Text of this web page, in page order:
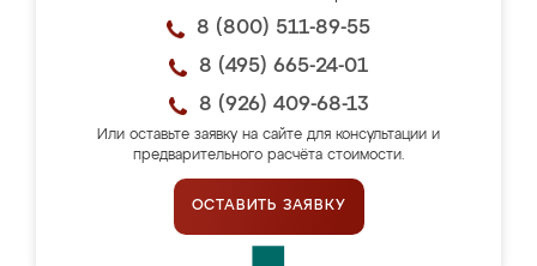
8 (800) 511-89-55
8 (495) 665-24-01
8 (926) 409-68-13
Или оставьте заявку на сайте для консультации и
предварительного расчёта стоимости.
ОСТАВИТЬ ЗАЯВКУ